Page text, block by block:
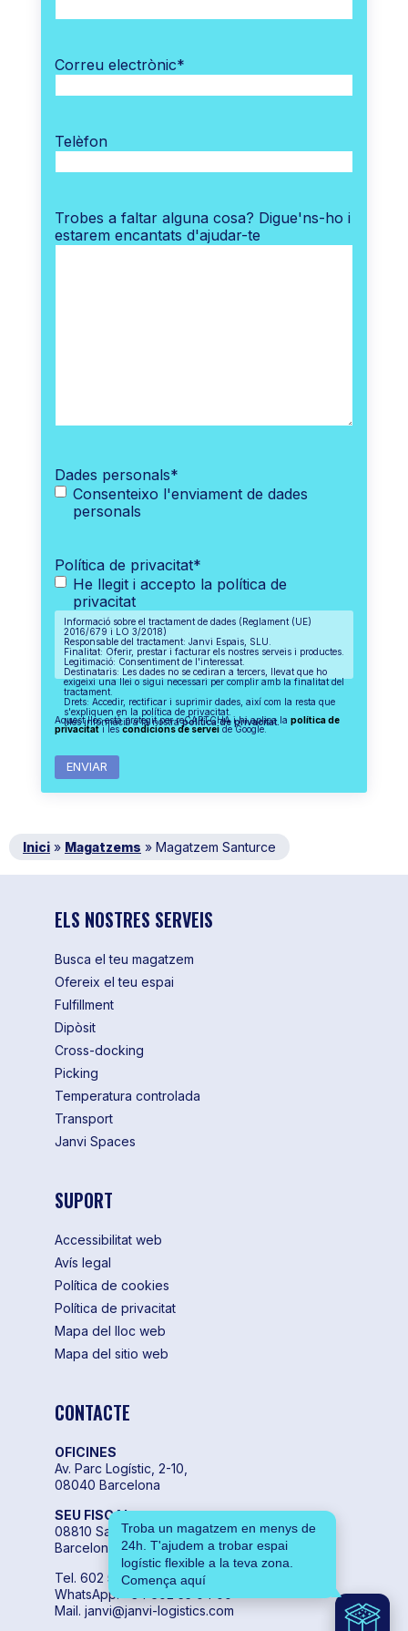
Correu electrònic*
Telèfon
Trobes a faltar alguna cosa? Digue'ns-ho i
estarem encantats d'ajudar-te
Dades personals*
Consenteixo l'enviament de dades
personals
Política de privacitat*
He llegit i accepto la política de
privacitat
Informació sobre el tractament de dades (Reglament (UE)
2016/679 i LO 3/2018)
Responsable del tractament: Janvi Espais, SLU.
Finalitat: Oferir, prestar i facturar els nostres serveis i productes.
Legitimació: Consentiment de l'interessat.
Destinataris: Les dades no se cediran a tercers, llevat que ho
exigeixi una llei o sigui necessari per complir amb la finalitat del
tractament.
Drets: Accedir, rectificar i suprimir dades, així com la resta que
s'expliquen en la política de privacitat.
Més informació a la nostrapolítica de privacitat.
Aquest lloc està protegit per reCAPTCHA i hi aplica la política de
privacitati lescondicions de serveide Google.
Inici » Magatzems » Magatzem Santurce
ELS NOSTRES SERVEIS
Busca el teu magatzem
Ofereix el teu espai
Fulfillment
Dipòsit
Cross-docking
Picking
Temperatura controlada
Transport
Janvi Spaces
SUPORT
Accessibilitat web
Avís legal
Política de cookies
Política de privacitat
Mapa del lloc web
Mapa del sitio web
CONTACTE
OFICINES
Av. Parc Logístic, 2-10,
08040 Barcelona
SEU FISCAL
08810 Sant Pere de Ribes,
Barcelona
Tel. 602 55 04 00
WhatsApp. +34 602 55 04 00
Mail. janvi@janvi-logistics.com
Troba un magatzem en menys de
24h. T'ajudem a trobar espai
logístic flexible a la teva zona.
Comença aquí